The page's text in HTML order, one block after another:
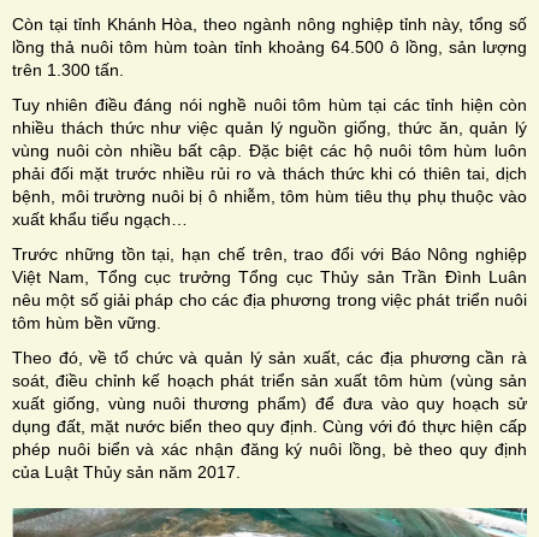
Còn tại tỉnh Khánh Hòa, theo ngành nông nghiệp tỉnh này, tổng số
lồng thả nuôi tôm hùm toàn tỉnh khoảng 64.500 ô lồng, sản lượng
trên 1.300 tấn.
Tuy nhiên điều đáng nói nghề nuôi tôm hùm tại các tỉnh hiện còn
nhiều thách thức như việc quản lý nguồn giống, thức ăn, quản lý
vùng nuôi còn nhiều bất cập. Đặc biệt các hộ nuôi tôm hùm luôn
phải đối mặt trước nhiều rủi ro và thách thức khi có thiên tai, dịch
bệnh, môi trường nuôi bị ô nhiễm, tôm hùm tiêu thụ phụ thuộc vào
xuất khẩu tiểu ngạch…
Trước những tồn tại, hạn chế trên, trao đổi với Báo Nông nghiệp
Việt Nam, Tổng cục trưởng Tổng cục Thủy sản Trần Đình Luân
nêu một số giải pháp cho các địa phương trong việc phát triển nuôi
tôm hùm bền vững.
Theo đó, về tổ chức và quản lý sản xuất, các địa phương cần rà
soát, điều chỉnh kế hoạch phát triển sản xuất tôm hùm (vùng sản
xuất giống, vùng nuôi thương phẩm) để đưa vào quy hoạch sử
dụng đất, mặt nước biển theo quy định. Cùng với đó thực hiện cấp
phép nuôi biển và xác nhận đăng ký nuôi lồng, bè theo quy định
của Luật Thủy sản năm 2017.